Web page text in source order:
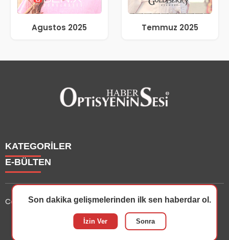
Agustos 2025 Temmuz 2025
KATEGORİLER
Haberler
Yazarlarımız
Etkinlik
Dersler
E-BÜLTEN
optisyeninsesi.come-bültenine abone olarak, tarafınıza
haber, duyuru ve kampanya içerikli e-postaların
Copyright © 2025 OptisyeninSesi Tüm Hakları Saklıdır.
Son dakika gelişmelerinden ilk sen haberdar ol.
İzin Ver Sonra